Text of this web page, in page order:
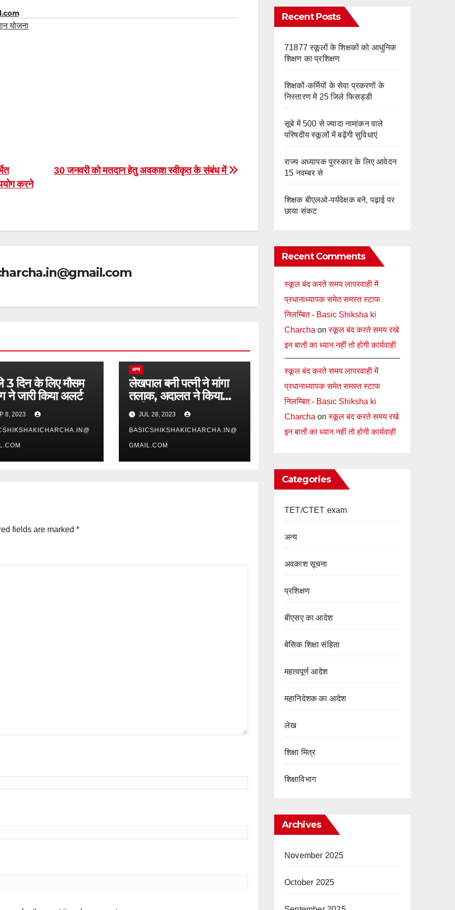
योजना
30 जनवरी को मतदान हेतु अवकाश स्वीकृत के संबंध में
करने
दिन के लिए मौसम
ने जारी किया अलर्ट
8, 2023
अन्य
लेखपाल बनी पत्नी ने मांगा
तलाक, अदालत ने किया
खारिज
JUL 28, 2023
BASICSHIKSHAKICHARCHA.IN@
GMAIL.COM
fields are marked *
Recent Posts
71877 स्कूलों के शिक्षकों को आधुनिक
शिक्षण का प्रशिक्षण
शिक्षकों-कर्मियों के सेवा प्रकरणों के
निस्तारण में 25 जिले फिसड्डी
सूबे में 500 से ज्यादा नामांकन वाले
परिषदीय स्कूलों में बढ़ेंगी सुविधाएं
राज्य अध्यापक पुरस्कार के लिए आवेदन
15 नवम्बर से
शिक्षक बीएलओ-पर्यवेक्षक बने, पढ़ाई पर
छाया संकट
Recent Comments
स्कूल बंद करते समय लापरवाही में
प्रधानाध्यापक समेत समस्त स्टाफ
निलम्बित - Basic Shiksha ki
Charcha onस्कूल बंद करते समय रखे
इन बातों का ध्यान नहीं तो होगी कार्यवाही
स्कूल बंद करते समय लापरवाही में
प्रधानाध्यापक समेत समस्त स्टाफ
निलम्बित - Basic Shiksha ki
Charcha onस्कूल बंद करते समय रखे
इन बातों का ध्यान नहीं तो होगी कार्यवाही
Categories
TET/CTET exam
अन्य
अवकाश सूचना
प्रशिक्षण
बीएसए का आदेश
बेसिक शिक्षा संहिता
महत्वपूर्ण आदेश
महानिदेशक का आदेश
लेख
शिक्षा मित्र
शिक्षाविभाग
Archives
November 2025
October 2025